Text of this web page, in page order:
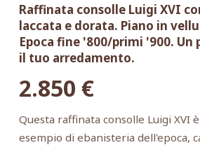
Raffinata consolle Luigi XVI
laccata e dorata. Piano in
Epoca fine '800/primi '900. Un
il tuo arredamento.
2.850 €
Questa raffinata consolle Luigi XVI
esempio di ebanisteria dell'epoca,